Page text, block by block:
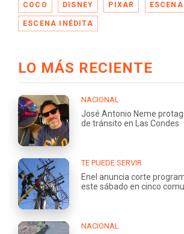
COCO DISNEY PIXAR ESCENA
ESCENA INÉDITA
LO MÁS RECIENTE
NACIONAL
José Antonio Neme
de tránsito en Las Condes
TE PUEDE SERVIR
Enel anuncia corte
este sábado en cinco
NACIONAL